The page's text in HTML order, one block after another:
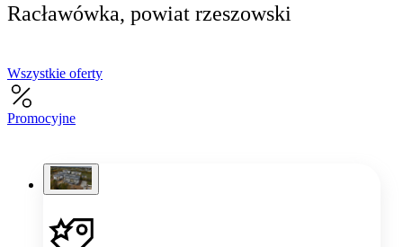
Racławówka, powiat rzeszowski
Wszystkie oferty
Promocyjne